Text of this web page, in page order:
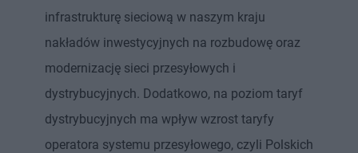
infrastrukturę sieciową w naszym kraju
nakładów inwestycyjnych na rozbudowę oraz
modernizację sieci przesyłowych i
dystrybucyjnych. Dodatkowo, na poziom taryf
dystrybucyjnych ma wpływ wzrost taryfy
operatora systemu przesyłowego, czyli Polskich